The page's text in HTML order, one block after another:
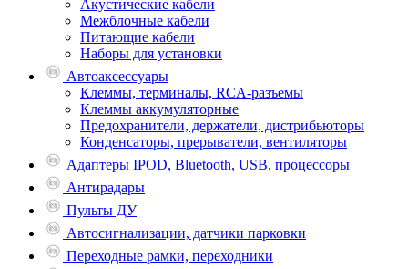
Акустические кабели
Межблочные кабели
Питающие кабели
Наборы для установки
Автоаксессуары
Клеммы, терминалы, RCA-разъемы
Клеммы аккумуляторные
Предохранители, держатели, дистрибьюторы
Конденсаторы, прерыватели, вентиляторы
Адаптеры IPOD, Bluetooth, USB, процессоры
Антирадары
Пульты ДУ
Автосигнализации, датчики парковки
Переходные рамки, переходники